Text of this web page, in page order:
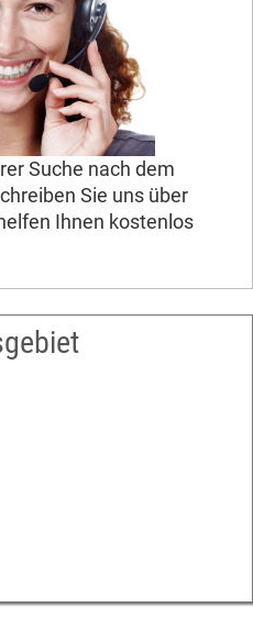
Suche nach dem
Sie uns über
Ihnen kostenlos